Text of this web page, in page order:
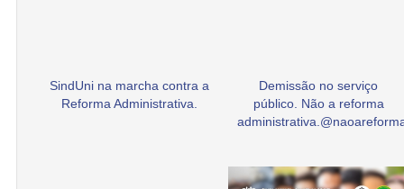
SindUni na marcha contra a
Reforma Administrativa.
Demissão no serviço
público. Não a reforma